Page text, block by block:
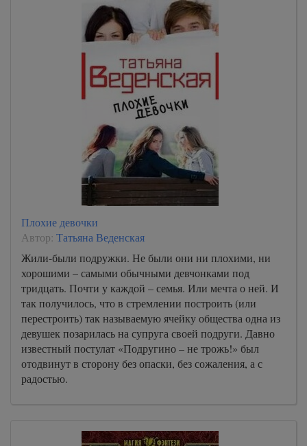
Плохие девочки
Автор: Татьяна Веденская
Жили-были подружки. Не были они ни плохими, ни
хорошими – самыми обычными девчонками под
тридцать. Почти у каждой – семья. Или мечта о ней. И
так получилось, что в стремлении построить (или
перестроить) так называемую ячейку общества одна из
девушек позарилась на супруга своей подруги. Давно
известный постулат «Подругино – не трожь!» был
отодвинут в сторону без опаски, без сожаления, а с
радостью.